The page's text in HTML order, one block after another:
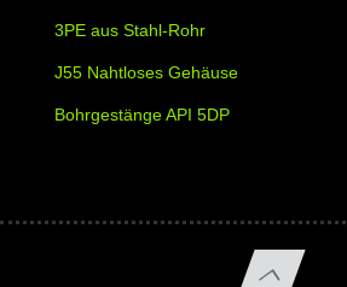
3PE aus Stahl-Rohr
J55 Nahtloses Gehäuse
Bohrgestänge API 5DP